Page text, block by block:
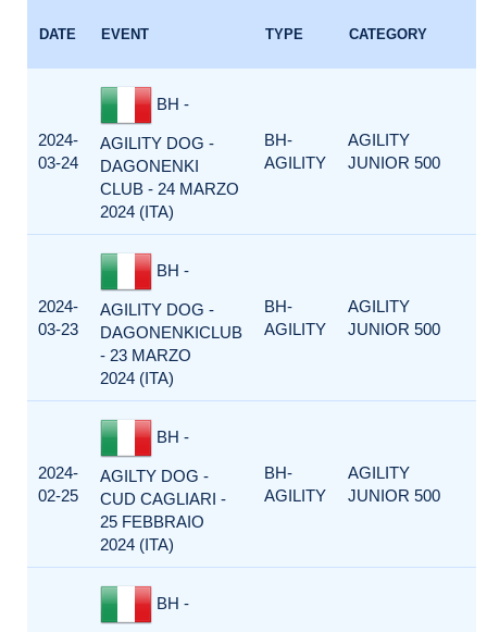
DATE EVENT TYPE CATEGORY
2024-
03-24
BH -
AGILITY DOG -
DAGONENKI
CLUB - 24 MARZO
2024 (ITA)
BH-
AGILITY
AGILITY
JUNIOR 500
2024-
03-23
BH -
AGILITY DOG -
DAGONENKICLUB
- 23 MARZO
2024 (ITA)
BH-
AGILITY
AGILITY
JUNIOR 500
2024-
02-25
BH -
AGILTY DOG -
CUD CAGLIARI -
25 FEBBRAIO
2024 (ITA)
BH-
AGILITY
AGILITY
JUNIOR 500
BH -